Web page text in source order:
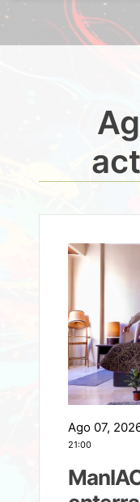
Ago 07,
21:00